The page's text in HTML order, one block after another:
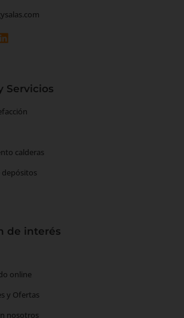
Servicios
calderas
depósitos
de interés
online
y Ofertas
nosotros